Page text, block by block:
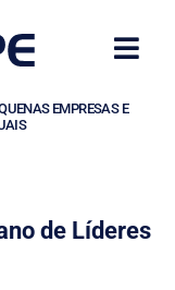
EMPRESAS E
de Líderes